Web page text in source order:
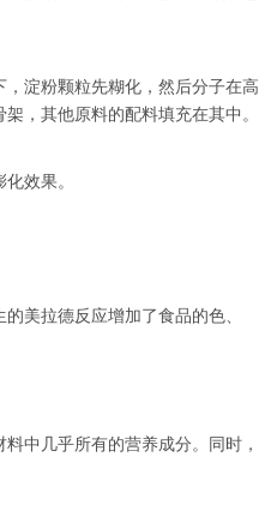
淀粉颗粒先糊化，然后分子在高
，其他原料的配料填充在其中。
效果。
美拉德反应增加了食品的色、
中几乎所有的营养成分。同时，